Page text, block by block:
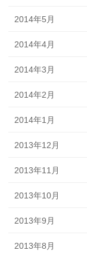
2014年5月
2014年4月
2014年3月
2014年2月
2014年1月
2013年12月
2013年11月
2013年10月
2013年9月
2013年8月